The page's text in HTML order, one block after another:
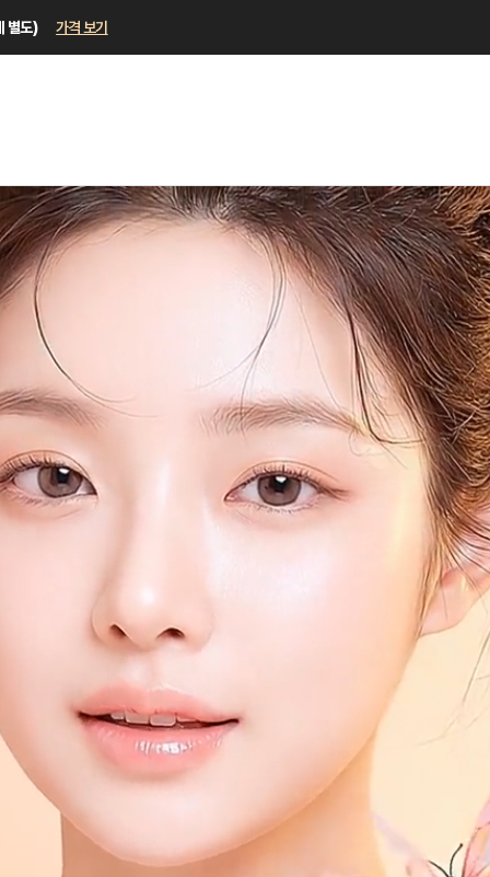
별도) 가격 보기